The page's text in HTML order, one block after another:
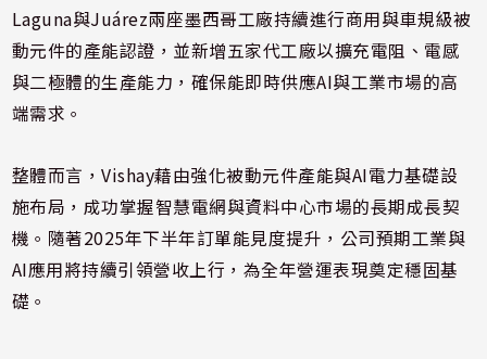
Laguna與Juárez兩座墨西哥工廠持續進行商用與車規級被
動元件的產能認證，並新增五家代工廠以擴充電阻、電感
與二極體的生產能力，確保能即時供應AI與工業市場的高
端需求。
整體而言，Vishay藉由強化被動元件產能與AI電力基礎設
施布局，成功掌握智慧電網與資料中心市場的長期成長契
機。隨著2025年下半年訂單能見度提升，公司預期工業與
AI應用將持續引領營收上行，為全年營運表現奠定穩固基
礎。